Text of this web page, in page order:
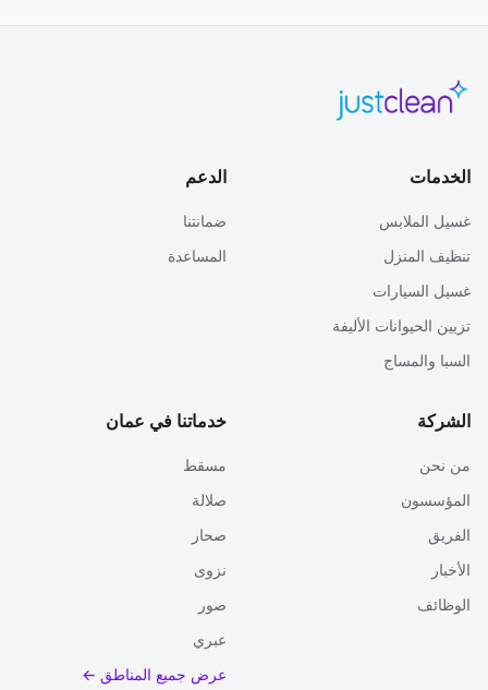
الخدمات
غسيل الملابس
تنظيف المنزل
غسيل السيارات
تزيين الحيوانات الأليفة
السبا والمساج
الدعم
ضمانتنا
المساعدة
الشركة
من نحن
المؤسسون
الفريق
الأخبار
الوظائف
خدماتنا في عمان
مسقط
صلالة
صحار
نزوى
صور
عبري
عرض جميع المناطق ←